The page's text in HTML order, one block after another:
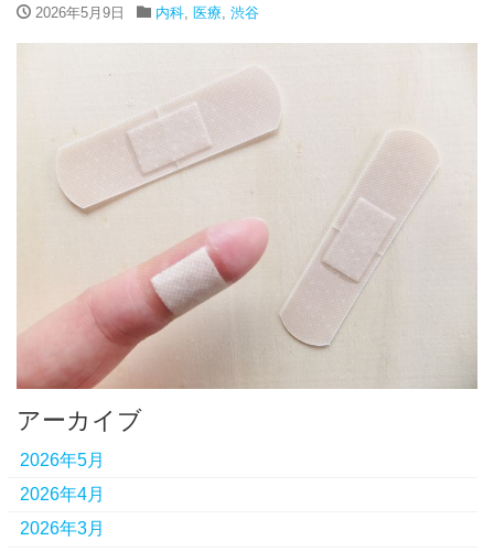
2026年5月9日 内科, 医療, 渋谷
アーカイブ
2026年5月
2026年4月
2026年3月